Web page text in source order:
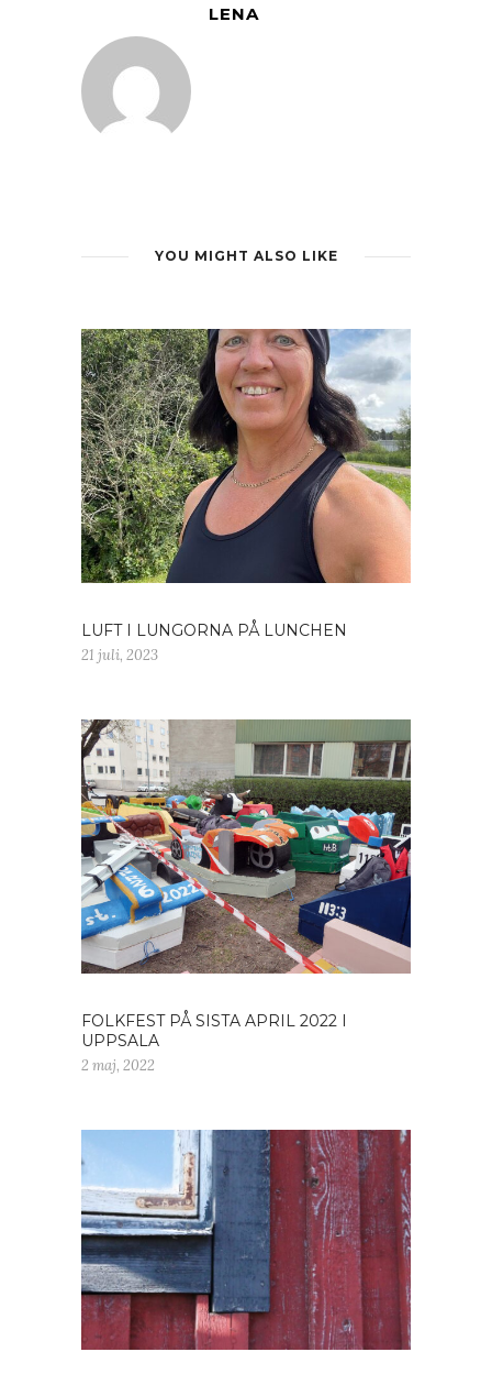
LENA
YOU MIGHT ALSO LIKE
LUFT I LUNGORNA PÅ LUNCHEN
21 juli, 2023
FOLKFEST PÅ SISTA APRIL 2022 I
UPPSALA
2 maj, 2022